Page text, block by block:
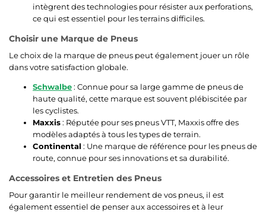
intègrent des technologies pour résister aux perforations,
ce qui est essentiel pour les terrains difficiles.
Choisir une Marque de Pneus
Le choix de la marque de pneus peut également jouer un rôle
dans votre satisfaction globale.
Schwalbe: Connue pour sa large gamme de pneus de
haute qualité, cette marque est souvent plébiscitée par
les cyclistes.
Maxxis: Réputée pour ses pneus VTT, Maxxis offre des
modèles adaptés à tous les types de terrain.
Continental : Une marque de référence pour les pneus de
route, connue pour ses innovations et sa durabilité.
Accessoires et Entretien des Pneus
Pour garantir le meilleur rendement de vos pneus, il est
également essentiel de penser aux accessoires et à leur